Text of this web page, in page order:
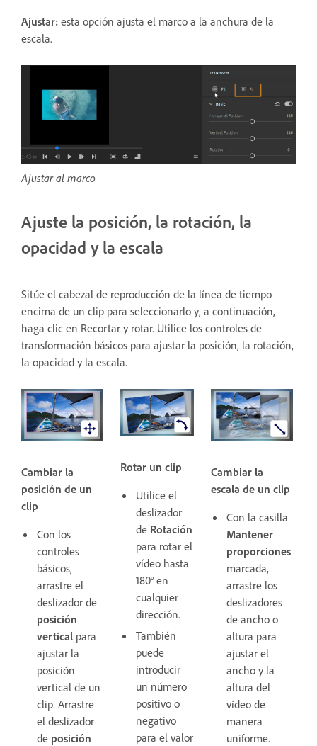
Ajustar: esta opción ajusta el marco a la anchura de la
escala.
Ajustar al marco
Ajuste la posición, la rotación, la
opacidad y la escala
Sitúe el cabezal de reproducción de la línea de tiempo
encima de un clip para seleccionarlo y, a continuación,
haga clic en Recortar y rotar. Utilice los controles de
transformación básicos para ajustar la posición, la rotación,
la opacidad y la escala.
Cambiar la
posición de un
clip
Con los
controles
básicos,
arrastre el
deslizador de
posición
vertical para
ajustar la
posición
vertical de un
clip. Arrastre
el deslizador
de posición
Rotar un clip
Utilice el
deslizador
de Rotación
para rotar el
vídeo hasta
180° en
cualquier
dirección.
También
puede
introducir
un número
positivo o
negativo
para el valor
Cambiar la
escala de un clip
Con la casilla
Mantener
proporciones
marcada,
arrastre los
deslizadores
de ancho o
altura para
ajustar el
ancho y la
altura del
vídeo de
manera
uniforme.